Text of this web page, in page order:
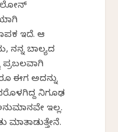
ಇದೆ. ಆ
ನನ್ನ ಬಾಲ್ಯದ
ಪ್ರಬಲವಾಗಿ
ಈಗ ಅದನ್ನು
ನಿಗೂಢ
ಇಲ್ಲ.
ಮಾತಾಡುತ್ತೇನೆ.